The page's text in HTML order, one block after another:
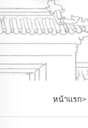
หน้าแรก>